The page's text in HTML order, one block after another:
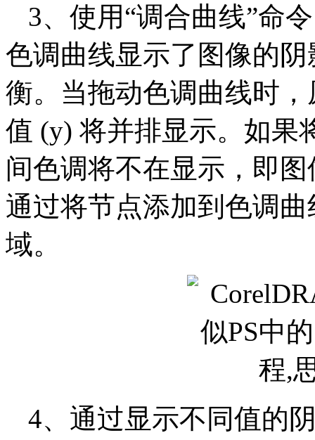
3、使用“调合曲线”命
色调曲线显示了图像的
衡。当拖动色调曲线时
值 (y) 将并排显示。如果
间色调将不在显示，即
通过将节点添加到色调
域。
4、通过显示不同值的